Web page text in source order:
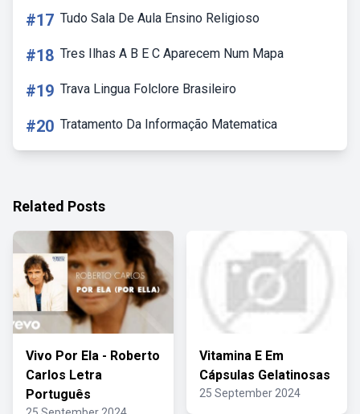
#17 Tudo Sala De Aula Ensino Religioso
#18 Tres Ilhas A B E C Aparecem Num Mapa
#19 Trava Lingua Folclore Brasileiro
#20 Tratamento Da Informação Matematica
Related Posts
Vivo Por Ela - Roberto
Carlos Letra
Português
Vitamina E Em
Cápsulas Gelatinosas
25 September 2024